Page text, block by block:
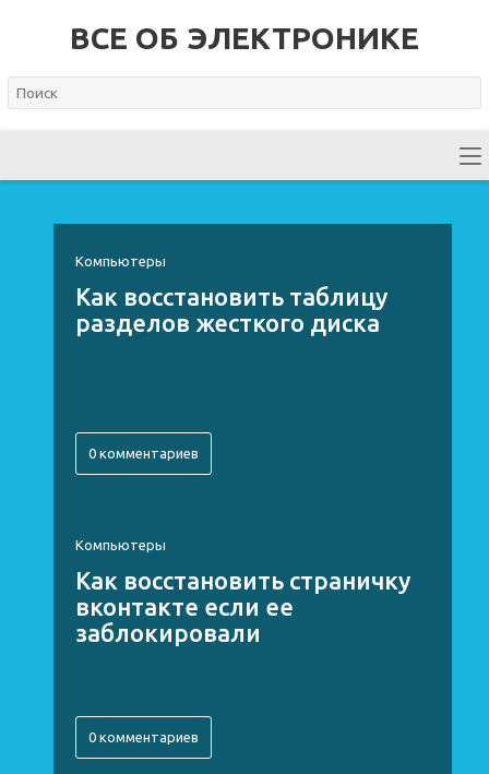
ВСЕ ОБ ЭЛЕКТРОНИКЕ
Компьютеры
Как восстановить таблицу
разделов жесткого диска
0 комментариев
Компьютеры
Как восстановить страничку
вконтакте если ее
заблокировали
0 комментариев